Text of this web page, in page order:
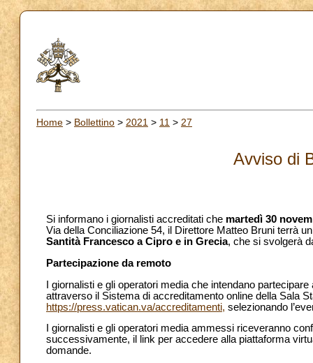
Home > Bollettino > 2021 > 11 > 27
Avviso di
Si informano i giornalisti accreditati che martedì 30
Via della Conciliazione 54, il Direttore Matteo Bruni terrà
Santità Francesco a Cipro e in Grecia, che si svolgerà
Partecipazione da remoto
I giornalisti e gli operatori media che intendano
attraverso il Sistema di accreditamento online della Sala
https://press.vatican.va/accreditamenti, selezionando
I giornalisti e gli operatori media ammessi riceveranno
successivamente, il link per accedere alla piattaforma
domande.